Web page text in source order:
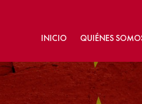
INICIO QUIÉNES